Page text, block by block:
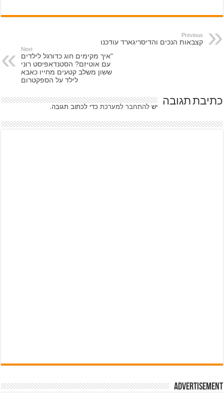
Previous
קצבאות הנכים והדיסריגארד עודכנו
Next
"איך מקימים חוג כדורגל לילדים
עם אוטיזם? הסטנדאפיסט רוני
ששון משלב קטעים מחייו כאבא
לילד על הספקטרום
כתיבת תגובה ישלהתחבר למערכת כדי לכתוב תגובה.
Advertisement